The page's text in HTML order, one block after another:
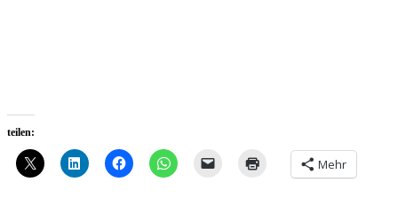
teilen:
Mehr